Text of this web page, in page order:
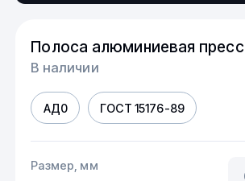
Полоса алюминиевая
В наличии
АД0 ГОСТ 15176-89
Размер, мм